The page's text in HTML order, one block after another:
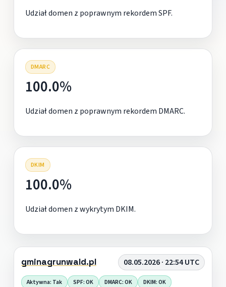
Udział domen z poprawnym rekordem SPF.
DMARC
100.0%
Udział domen z poprawnym rekordem DMARC.
DKIM
100.0%
Udział domen z wykrytym DKIM.
gminagrunwald.pl 08.05.2026 · 22:54 UTC
Aktywna: Tak SPF: OK DMARC: OK DKIM: OK